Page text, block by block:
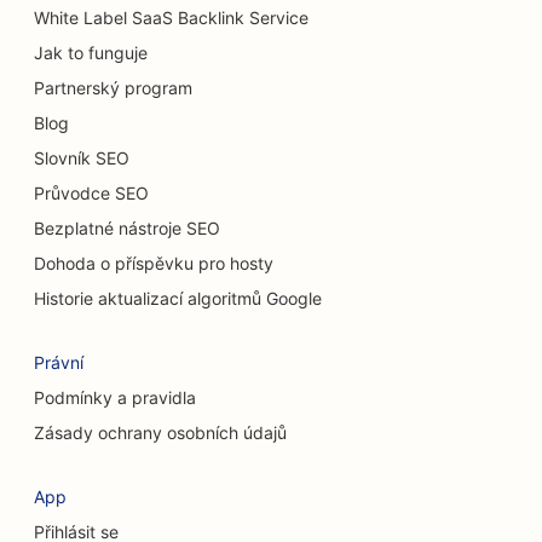
SEO pro myčky aut
SEO pro chiropraktiky
SEO pro kočičí kavárny
SEO pro služby chemického peelingu
SEO pro obchody s oblečením
SEO pro kavárny
SEO pro kosmetické chirurgy
White Label SaaS Backlink Service
Jak to funguje
Partnerský program
Blog
Slovník SEO
Průvodce SEO
Bezplatné nástroje SEO
Dohoda o příspěvku pro hosty
Historie aktualizací algoritmů Google
Právní
Podmínky a pravidla
Zásady ochrany osobních údajů
App
Přihlásit se